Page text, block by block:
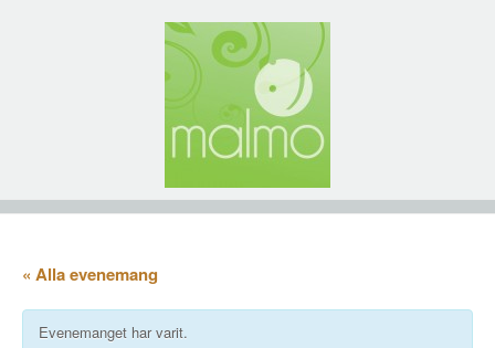
« Alla evenemang
Evenemanget har varit.